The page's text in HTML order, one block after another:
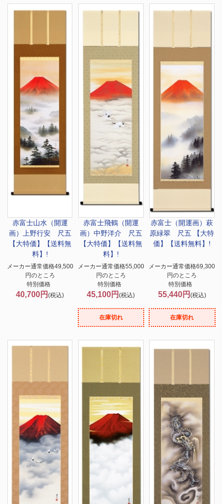
赤富士山水（開運
画）上野行安 尺五
【大特価】【送料無
料】!
メーカー通常価格49,500
円のところ
特別価格
40,700円(税込)
赤富士飛鶴（開運
画）中野洋介 尺五
【大特価】【送料無
料】!
メーカー通常価格55,000
円のところ
特別価格
45,100円(税込)
在庫切れ
赤富士（開運画）萩
原緑翠 尺五 【大特
価】【送料無料】!
メーカー通常価格69,300
円のところ
特別価格
55,440円 (税込)
在庫切れ